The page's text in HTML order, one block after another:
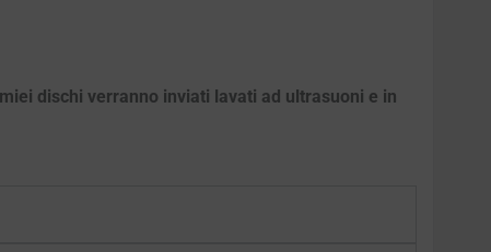
dischi verranno inviati lavati ad ultrasuoni e in